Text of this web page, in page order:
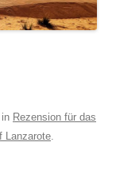
in Rezension für das
Lanzarote.